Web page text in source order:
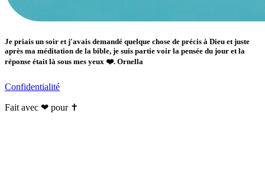
Je priais un soir et j'avais demandé quelque chose de précis à Dieu et juste
après ma méditation de la bible, je suis partie voir la pensée du jour et la
réponse était là sous mes yeux ❤️. Ornella
Confidentialité
Fait avec ❤ pour ✝️️